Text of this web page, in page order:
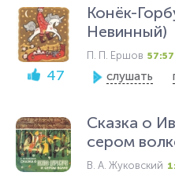
47
Конёк-
Невинный)
П. П. Ершов 57:57
слушать
Сказка о
сером
В. А. Жуковский